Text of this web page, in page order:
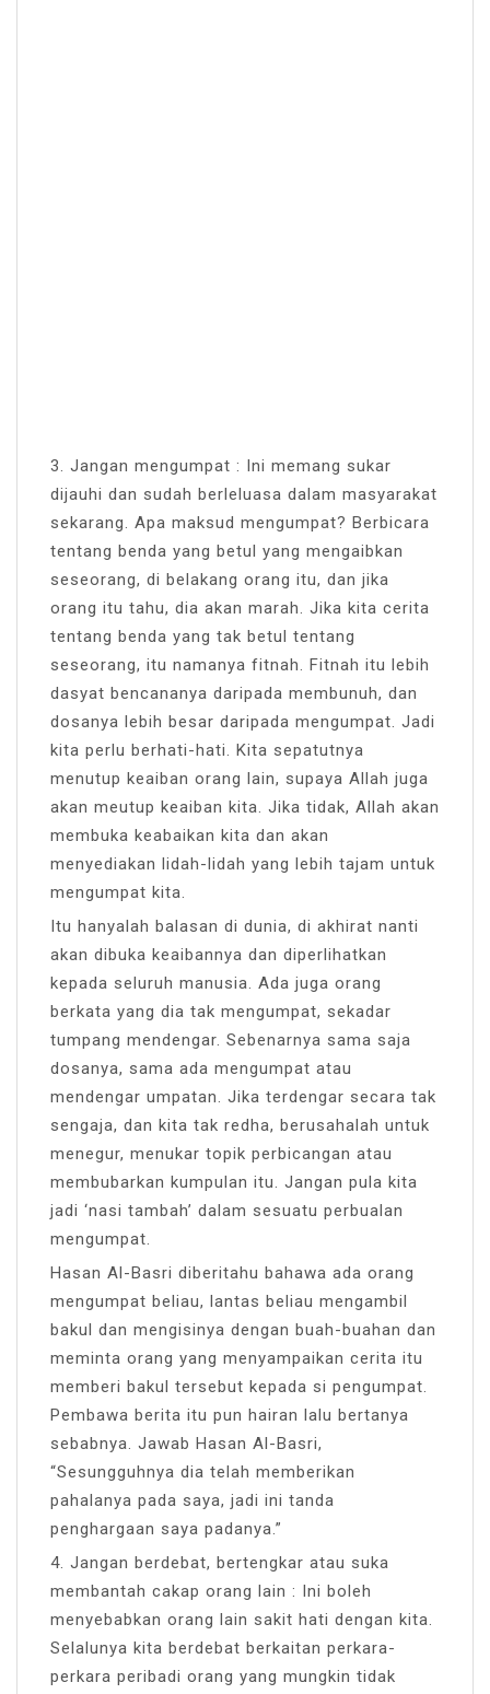
3. Jangan mengumpat : Ini memang sukar
dijauhi dan sudah berleluasa dalam masyarakat
sekarang. Apa maksud mengumpat? Berbicara
tentang benda yang betul yang mengaibkan
seseorang, di belakang orang itu, dan jika
orang itu tahu, dia akan marah. Jika kita cerita
tentang benda yang tak betul tentang
seseorang, itu namanya fitnah. Fitnah itu lebih
dasyat bencananya daripada membunuh, dan
dosanya lebih besar daripada mengumpat. Jadi
kita perlu berhati-hati. Kita sepatutnya
menutup keaiban orang lain, supaya Allah juga
akan meutup keaiban kita. Jika tidak, Allah akan
membuka keabaikan kita dan akan
menyediakan lidah-lidah yang lebih tajam untuk
mengumpat kita.
Itu hanyalah balasan di dunia, di akhirat nanti
akan dibuka keaibannya dan diperlihatkan
kepada seluruh manusia. Ada juga orang
berkata yang dia tak mengumpat, sekadar
tumpang mendengar. Sebenarnya sama saja
dosanya, sama ada mengumpat atau
mendengar umpatan. Jika terdengar secara tak
sengaja, dan kita tak redha, berusahalah untuk
menegur, menukar topik perbicangan atau
membubarkan kumpulan itu. Jangan pula kita
jadi ‘nasi tambah’ dalam sesuatu perbualan
mengumpat.
Hasan Al-Basri diberitahu bahawa ada orang
mengumpat beliau, lantas beliau mengambil
bakul dan mengisinya dengan buah-buahan dan
meminta orang yang menyampaikan cerita itu
memberi bakul tersebut kepada si pengumpat.
Pembawa berita itu pun hairan lalu bertanya
sebabnya. Jawab Hasan Al-Basri,
“Sesungguhnya dia telah memberikan
pahalanya pada saya, jadi ini tanda
penghargaan saya padanya.”
4. Jangan berdebat, bertengkar atau suka
membantah cakap orang lain : Ini boleh
menyebabkan orang lain sakit hati dengan kita.
Selalunya kita berdebat berkaitan perkara-
perkara peribadi orang yang mungkin tidak